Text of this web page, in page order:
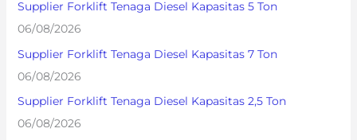
o
r
:
Supplier Forklift Tenaga Diesel Kapasitas 5 Ton
06/08/2026
Supplier Forklift Tenaga Diesel Kapasitas 7 Ton
06/08/2026
Supplier Forklift Tenaga Diesel Kapasitas 2,5 Ton
06/08/2026